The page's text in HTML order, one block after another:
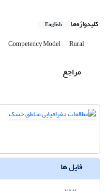
کلیدواژه‌ها English
Competency Model Rural
مراجع
فایل ها